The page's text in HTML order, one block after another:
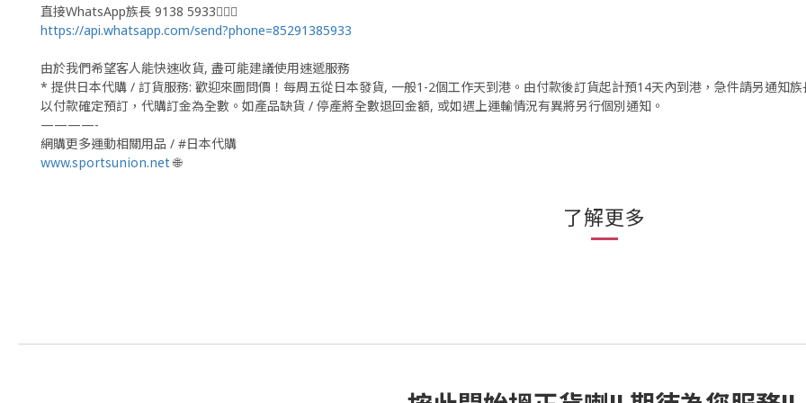
直接WhatsApp族長 9138 5933🙆🏻‍♂
https://api.whatsapp.com/send?phone=85291385933
由於我們希望客人能快速收貨, 盡可能建議使用速遞服務
* 提供日本代購 / 訂貨服務: 歡迎來圖問價！每周五從日本發貨, 一般1-2個工作天到港。由付款後訂貨起計預14天內到港，急件請另通知族
以付款確定預訂，代購訂金為全數。如產品缺貨 / 停產將全數退回金額, 或如遇上運輸情況有異將另行個別通知。
————-
網購更多運動相關用品 / #日本代購
www.sportsunion.net 🌐
了解更多